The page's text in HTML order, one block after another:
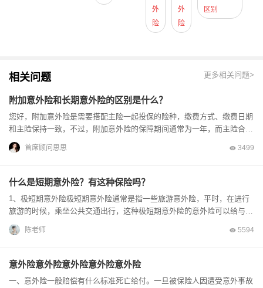
外
险
外
险
区别
相关问题 更多相关问题>
附加意外险和长期意外险的区别是什么？
您好，附加意外险是需要搭配主险一起投保的险种，缴费方式、缴费日期
和主险保持一致，不过，附加意外险的保障期间通常为一年，而主险合同
可能是长期的；长期意外险的保险期间比较长，可以...
首席顾问思思 3499
什么是短期意外险？有这种保险吗？
1、极短期意外险极短期意外险通常是指一些旅游意外险，平时，在进行
旅游的时候，乘坐公共交通出行，这种极短期意外险的意外险可以给与几
天的人身保障，价格比较低，但是保额是比较高的。...
陈老师 5594
意外险意外险意外险意外险意外险
一、意外险一般赔偿有什么标准死亡给付。一旦被保险人因遭受意外事故